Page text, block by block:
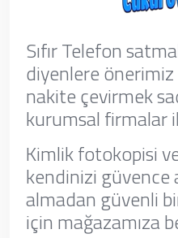
Sıfır Telefon
diyenlere
nakite çevirmek
kurumsal firmalar
Kimlik fotokopisi
kendinizi güvence
almadan güvenli
için mağazamıza